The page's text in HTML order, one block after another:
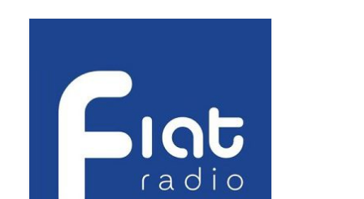
Boże Ciało – 20 czerwca 2019
Imieniny Ks Kanonika
Wigilia Paschalna 2019
Wielki Piątek 2019
Wielki Czwartek 2019